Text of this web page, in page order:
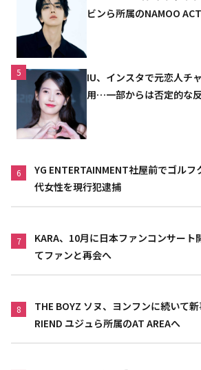
ビンら所属のNAMOO
5
IU、インスタで元恋人チ
用…一部からは否定的な
6
YG ENTERTAINMENT社屋前でゴル
代女性を現行犯逮捕
7
KARA、10月に日本ファンコンサート
てファンと再会へ
8
THE BOYZ ソヌ、ヨンフンに続いて
RIEND ユジュら所属のAT AREAへ